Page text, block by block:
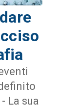
La sua